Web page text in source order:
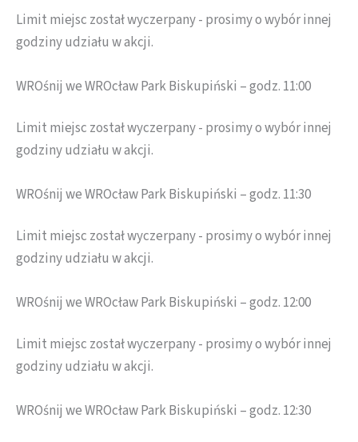
Limit miejsc został wyczerpany - prosimy o wybór innej
godziny udziału w akcji.
WROśnij we WROcław Park Biskupiński – godz. 11:00
Limit miejsc został wyczerpany - prosimy o wybór innej
godziny udziału w akcji.
WROśnij we WROcław Park Biskupiński – godz. 11:30
Limit miejsc został wyczerpany - prosimy o wybór innej
godziny udziału w akcji.
WROśnij we WROcław Park Biskupiński – godz. 12:00
Limit miejsc został wyczerpany - prosimy o wybór innej
godziny udziału w akcji.
WROśnij we WROcław Park Biskupiński – godz. 12:30